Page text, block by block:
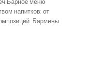
напитков: от
Бармены